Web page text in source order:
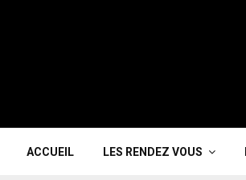
ACCUEIL LES RENDEZ VOUS